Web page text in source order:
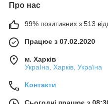
Про нас
99% позитивних з 513
Працює з 07.02.2020
м. Харків
УкраІна, Харків, Україна
Контакти